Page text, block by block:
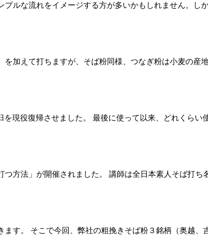
ルな流れをイメージする方が多いかもしれません。し
加えて打ちますが、そば粉同様、つなぎ粉は小麦の
現役復帰させました。 最後に使って以来、どれくら
方法」が開催されました。 講師は全日本素人そば打ち
す。 そこで今回、弊社の粗挽きそば粉３銘柄（奥越